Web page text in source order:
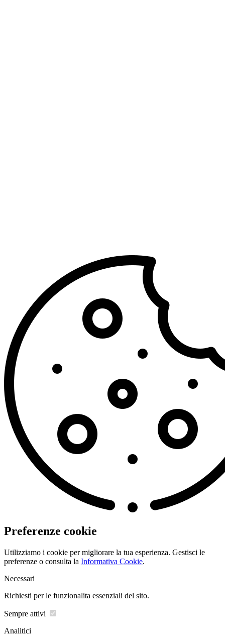
Preferenze cookie
Utilizziamo i cookie per migliorare la tua esperienza. Gestisci le
preferenze o consulta la Informativa Cookie.
Necessari
Richiesti per le funzionalita essenziali del sito.
Sempre attivi
Analitici